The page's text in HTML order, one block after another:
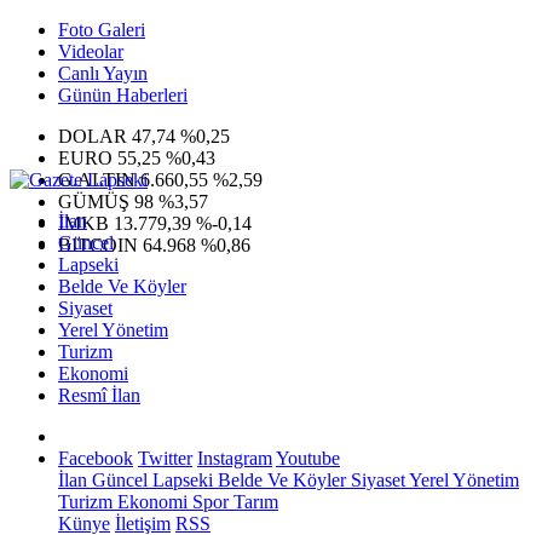
Foto Galeri
Videolar
Canlı Yayın
Günün Haberleri
DOLAR 47,74 %0,25
EURO 55,25 %0,43
G.ALTIN6.660,55 %2,59
GÜMÜŞ 98 %3,57
IMKB 13.779,39 %-0,14
BITCOIN 64.968 %0,86
İlan
Güncel
Lapseki
Belde Ve Köyler
Siyaset
Yerel Yönetim
Turizm
Ekonomi
Resmî İlan
Facebook Twitter InstagramYoutube
İlan Güncel Lapseki Belde Ve KöylerSiyasetYerel Yönetim
Turizm Ekonomi SporTarım
Künye İletişim RSS